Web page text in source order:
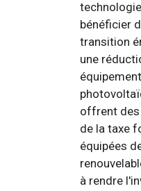
bénéficier
transition
une
offrent des
de la taxe
équipées
à rendre